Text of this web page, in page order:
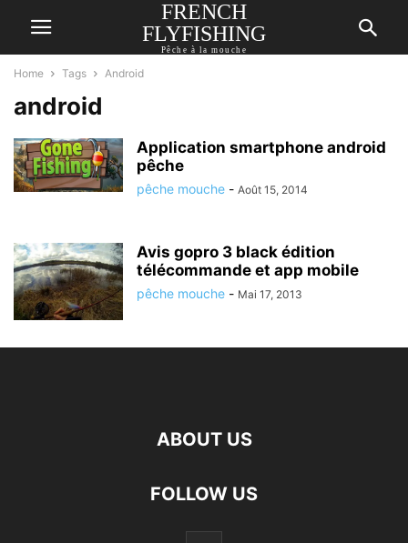
FRENCH
FLYFISHING
Pêche à la mouche
Home Tags Android
android
Application smartphone android
pêche
pêche mouche - Août 15, 2014
Avis gopro 3 black édition
télécommande et app mobile
pêche mouche - Mai 17, 2013
ABOUT US
FOLLOW US